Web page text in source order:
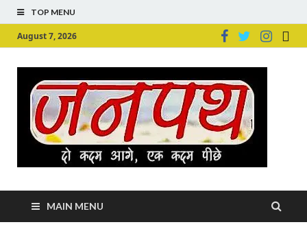
TOP MENU
August 7, 2026
MAIN MENU